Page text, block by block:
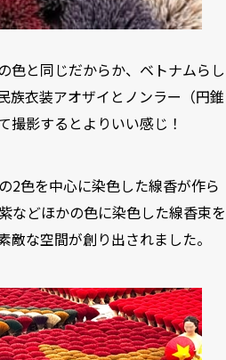
色と同じだからか、ベトナムらし
族衣装アオザイとノンラー（円錐
撮影するとよりいい感じ！
2色を中心に染色した線香が作ら
などほかの色に染色した線香束を
敵な空間が創り出されました。